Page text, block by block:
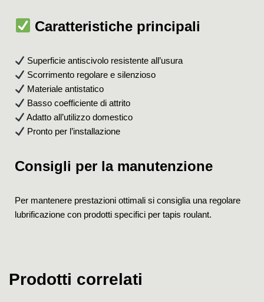
Caratteristiche principali
Superficie antiscivolo resistente all’usura
Scorrimento regolare e silenzioso
Materiale antistatico
Basso coefficiente di attrito
Adatto all’utilizzo domestico
Pronto per l’installazione
Consigli per la manutenzione
Per mantenere prestazioni ottimali si consiglia una regolare
lubrificazione con prodotti specifici per tapis roulant.
Prodotti correlati